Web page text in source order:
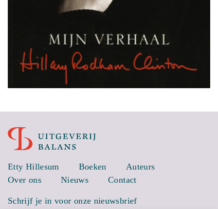
Etty Hillesum Boeken
Auteurs
Over ons
Nieuws Contact
Schrijf je in voor onze nieuwsbrief